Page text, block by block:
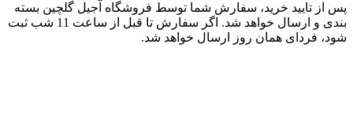
پس از تایید خرید، سفارش شما توسط فروشگاه آجیل گلچین بسته
بندی و ارسال خواهد شد. اگر سفارش تا قبل از ساعت 11 شب ثبت
شود، فردای همان روز ارسال خواهد شد.